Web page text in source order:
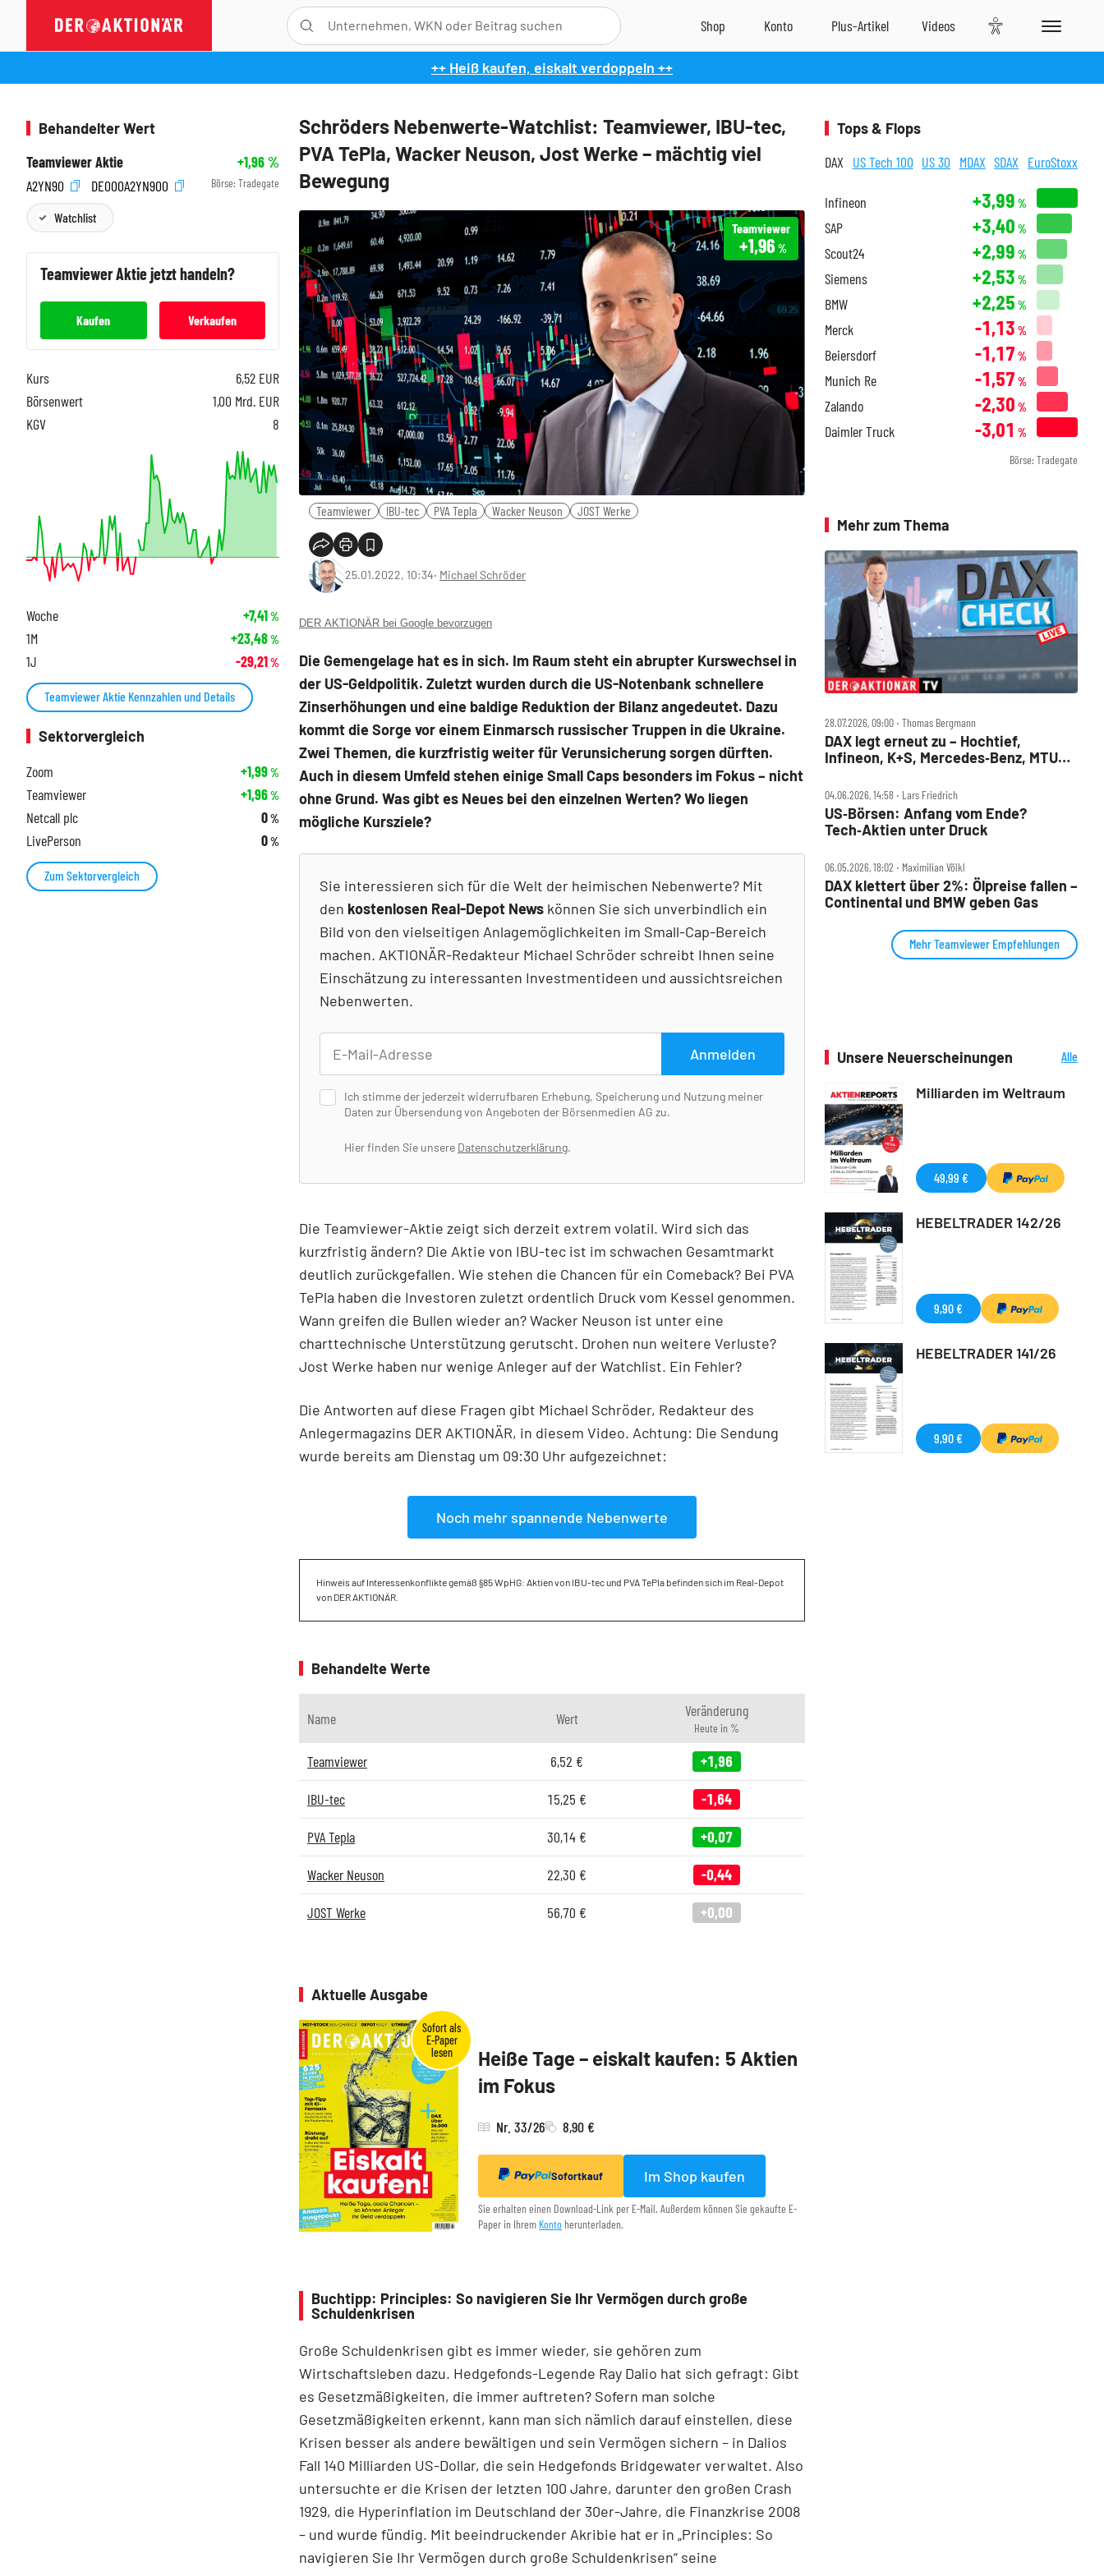
++ Heiß kaufen, eiskalt verdoppeln ++
Schröders Nebenwerte-Watchlist: Teamviewer, IBU-tec,
PVA TePla, Wacker Neuson, Jost Werke – mächtig viel
Bewegung
Teamviewer
+1,96 %
Teamviewer IBU-tec PVA Tepla Wacker Neuson JOST Werke
25.01.2022, 10:34‧ Michael Schröder
DER AKTIONÄR bei Google bevorzugen
Die Gemengelage hat es in sich. Im Raum steht ein abrupter Kurswechsel in
der US-Geldpolitik. Zuletzt wurden durch die US-Notenbank schnellere
Zinserhöhungen und eine baldige Reduktion der Bilanz angedeutet. Dazu
kommt die Sorge vor einem Einmarsch russischer Truppen in die Ukraine.
Zwei Themen, die kurzfristig weiter für Verunsicherung sorgen dürften.
Auch in diesem Umfeld stehen einige Small Caps besonders im Fokus – nicht
ohne Grund. Was gibt es Neues bei den einzelnen Werten? Wo liegen
mögliche Kursziele?
Sie interessieren sich für die Welt der heimischen Nebenwerte? Mit
den kostenlosen Real-Depot News können Sie sich unverbindlich ein
Bild von den vielseitigen Anlagemöglichkeiten im Small-Cap-Bereich
machen. AKTIONÄR-Redakteur Michael Schröder schreibt Ihnen seine
Einschätzung zu interessanten Investmentideen und aussichtsreichen
Nebenwerten.
Ich stimme der jederzeit widerrufbaren Erhebung, Speicherung und Nutzung meiner
Daten zur Übersendung von Angeboten der Börsenmedien AG zu.
Hier finden Sie unsere Datenschutzerklärung.
Anmelden
Die Teamviewer-Aktie zeigt sich derzeit extrem volatil. Wird sich das
kurzfristig ändern? Die Aktie von IBU-tec ist im schwachen Gesamtmarkt
deutlich zurückgefallen. Wie stehen die Chancen für ein Comeback? Bei PVA
TePla haben die Investoren zuletzt ordentlich Druck vom Kessel genommen.
Wann greifen die Bullen wieder an? Wacker Neuson ist unter eine
charttechnische Unterstützung gerutscht. Drohen nun weitere Verluste?
Jost Werke haben nur wenige Anleger auf der Watchlist. Ein Fehler?
Die Antworten auf diese Fragen gibt Michael Schröder, Redakteur des
Anlegermagazins DER AKTIONÄR, in diesem Video. Achtung: Die Sendung
wurde bereits am Dienstag um 09:30 Uhr aufgezeichnet:
Noch mehr spannende Nebenwerte
Hinweis auf Interessenkonflikte gemäß §85 WpHG: Aktien von IBU-tec und PVA TePla befinden sich im Real-Depot
von DER AKTIONÄR.
Behandelte Werte
Name Wert Veränderung
Heute in %
Teamviewer 6,52 € +1,96
IBU-tec 15,25 € -1,64
PVA Tepla 30,14 € +0,07
Wacker Neuson 22,30 € -0,44
JOST Werke 56,70 € +0,00
Aktuelle Ausgabe
Heiße Tage – eiskalt kaufen: 5 Aktien
im Fokus
Nr. 33/26 8,90 €
Sofortkauf Im Shop kaufen
Sie erhalten einen Download-Link per E-Mail. Außerdem können Sie gekaufte E-
Paper in Ihrem Konto herunterladen.
Buchtipp: Principles: So navigieren Sie Ihr Vermögen durch große
Schuldenkrisen
Große Schuldenkrisen gibt es immer wieder, sie gehören zum
Wirtschaftsleben dazu. Hedgefonds-Legende Ray Dalio hat sich gefragt: Gibt
es Gesetzmäßigkeiten, die immer auftreten? Sofern man solche
Gesetzmäßigkeiten erkennt, kann man sich nämlich darauf einstellen, diese
Krisen besser als andere bewältigen und sein Vermögen sichern – in Dalios
Fall 140 Milliarden US-Dollar, die sein Hedgefonds Bridgewater verwaltet. Also
untersuchte er die Krisen der letzten 100 Jahre, darunter den großen Crash
1929, die Hyperinflation im Deutschland der 30er-Jahre, die Finanzkrise 2008
– und wurde fündig. Mit beeindruckender Akribie hat er in „Principles: So
navigieren Sie Ihr Vermögen durch große Schuldenkrisen“ seine
Behandelter Wert
Teamviewer Aktie
+1,96%
A2YN90
DE000A2YN900 Börse: Tradegate
Watchlist
TeamviewerAktie jetzt handeln?
Kaufen Verkaufen
Kurs 6,52 EUR
Börsenwert
1,00 Mrd. EUR
KGV
8
Woche +7,41%
1M +23,48%
1J -29,21%
Teamviewer Aktie Kennzahlen und Details
Sektorvergleich
Zoom
+1,99%
Teamviewer +1,96%
Netcall plc 0%
LivePerson 0%
Zum Sektorvergleich
Tops & Flops
DAX US Tech 100 US 30 MDAX SDAX EuroStoxx
Infineon +3,99 %
SAP +3,40 %
Scout24 +2,99 %
Siemens +2,53 %
BMW +2,25 %
Merck -1,13 %
Beiersdorf -1,17 %
Munich Re -1,57 %
Zalando -2,30 %
Daimler Truck -3,01 %
Börse: Tradegate
Mehr zum Thema
28.07.2026, 09:00 ‧ Thomas Bergmann
DAX legt erneut zu – Hochtief,
Infineon, K+S, Mercedes‑Benz, MTU
04.06.2026, 14:58 ‧ Lars Friedrich
US‑Börsen: Anfang vom Ende?
Tech‑Aktien unter Druck
06.05.2026, 18:02 ‧ Maximilian Völkl
DAX klettert über 2%: Ölpreise fallen –
Continental und BMW geben Gas
Mehr Teamviewer Empfehlungen
Unsere Neuerscheinungen
Alle
Milliarden im Weltraum
49,99 €
HEBELTRADER 142/26
9,90 €
HEBELTRADER 141/26
9,90 €